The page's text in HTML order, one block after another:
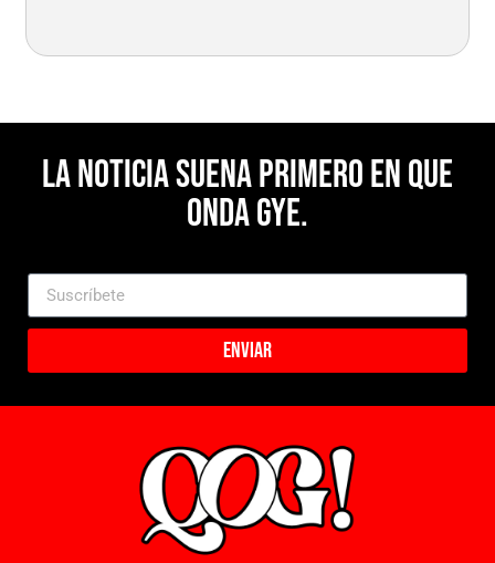
La noticia suena primero en Que
Onda Gye.
Enviar